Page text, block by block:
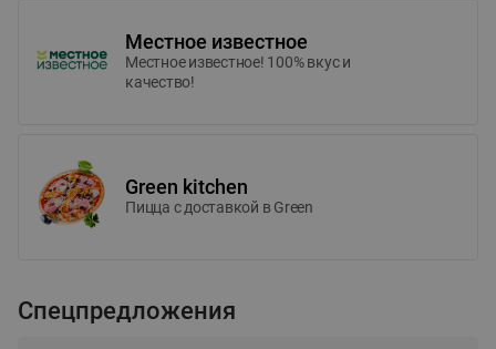
Местное известное
Местное известное! 100% вкус и
качество!
Green kitchen
Пицца c доставкой в Green
Спецпредложения